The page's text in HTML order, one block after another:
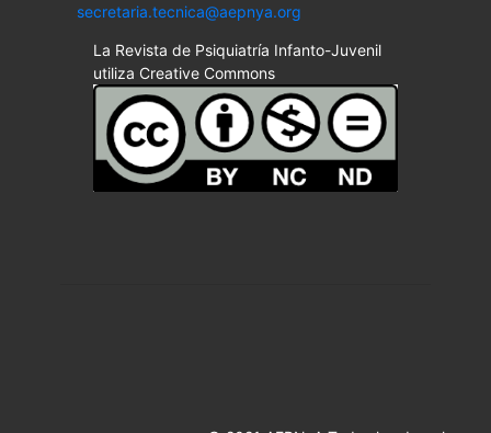
secretaria.tecnica@aepnya.org
La Revista de Psiquiatría Infanto-Juvenil
utiliza Creative Commons